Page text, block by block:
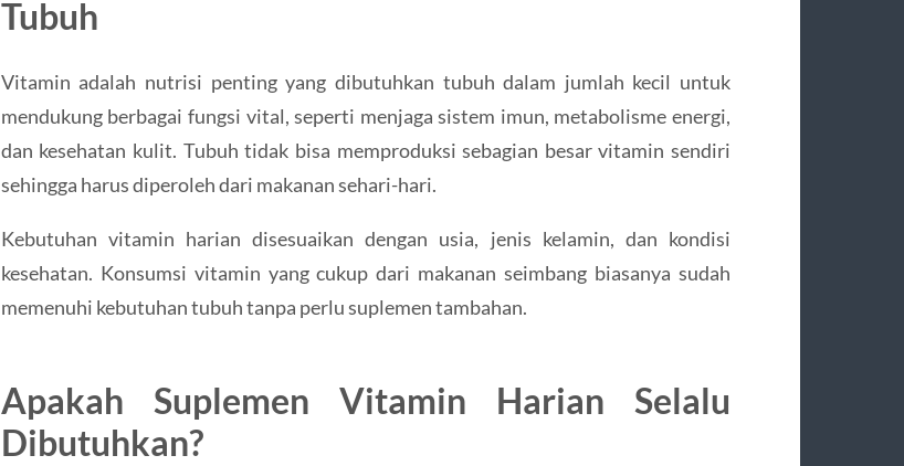
Tubuh
Vitamin adalah nutrisi penting yang dibutuhkan tubuh dalam jumlah kecil untuk
mendukung berbagai fungsi vital, seperti menjaga sistem imun, metabolisme energi,
dan kesehatan kulit. Tubuh tidak bisa memproduksi sebagian besar vitamin sendiri
sehingga harus diperoleh dari makanan sehari-hari.
Kebutuhan vitamin harian disesuaikan dengan usia, jenis kelamin, dan kondisi
kesehatan. Konsumsi vitamin yang cukup dari makanan seimbang biasanya sudah
memenuhi kebutuhan tubuh tanpa perlu suplemen tambahan.
Apakah Suplemen Vitamin Harian Selalu
Dibutuhkan?